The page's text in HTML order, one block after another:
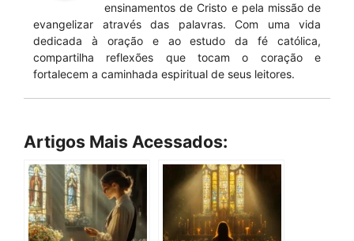
ensinamentos de Cristo e pela missão de
evangelizar através das palavras. Com uma vida
dedicada à oração e ao estudo da fé católica,
compartilha reflexões que tocam o coração e
fortalecem a caminhada espiritual de seus leitores.
Artigos Mais Acessados: